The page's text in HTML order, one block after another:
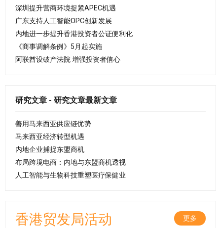
深圳提升营商环境捉紧APEC机遇
广东支持人工智能OPC创新发展
内地进一步提升香港投资者公证便利化
《商事调解条例》5月起实施
阿联酋设破产法院 增强投资者信心
研究文章 - 研究文章最新文章
善用马来西亚供应链优势
马来西亚经济转型机遇
内地企业捕捉东盟商机
布局跨境电商：内地与东盟商机透视
人工智能与生物科技重塑医疗保健业
香港贸发局活动 更多